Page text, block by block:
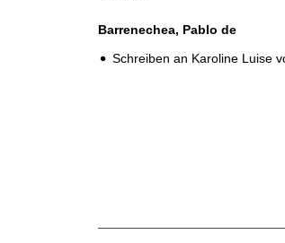
Barrenechea, Pablo de
Schreiben an Karoline Luise